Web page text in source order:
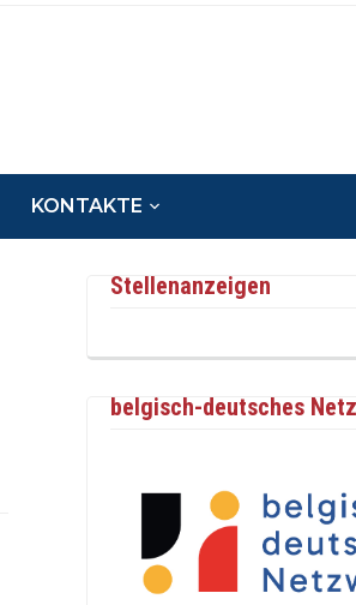
KONTAKTE
Stellenanzeigen
belgisch-deutsches